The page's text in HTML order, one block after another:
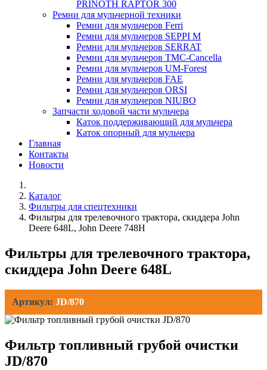
PRINOTH RAPTOR 300
Ремни для мульчерной техники
Ремни для мульчеров Ferri
Ремни для мульчеров SEPPI M
Ремни для мульчеров SERRAT
Ремни для мульчеров TMC-Cancella
Ремни для мульчеров UM-Forest
Ремни для мульчеров FAE
Ремни для мульчеров ORSI
Ремни для мульчеров NIUBO
Запчасти ходовой части мульчера
Каток поддерживающий для мульчера
Каток опорный для мульчера
Главная
Контакты
Новости
Каталог
Фильтры для спецтехники
Фильтры для трелевочного трактора, скиддера John
Deere 648L, John Deere 748H
Фильтры для трелевочного трактора,
скиддера John Deere 648L
Артикул: JD/870
Фильтр топливный грубой очистки
JD/870